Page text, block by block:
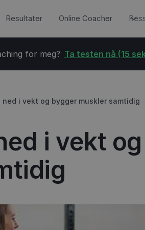
Resultater Online Coacher
for meg? Ta testen nå (15
ned i vekt og bygger muskler samtidig
i vekt